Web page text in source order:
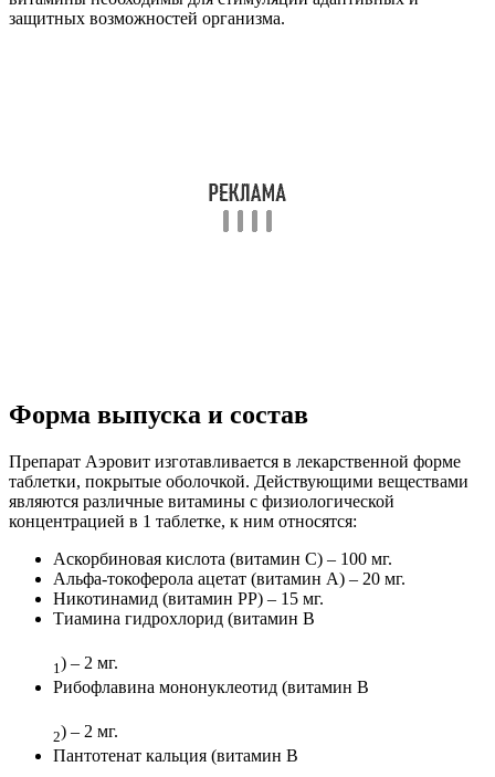
защитных возможностей организма.
Форма выпуска и состав
Препарат Аэровит изготавливается в лекарственной форме
таблетки, покрытые оболочкой. Действующими веществами
являются различные витамины с физиологической
концентрацией в 1 таблетке, к ним относятся:
Аскорбиновая кислота (витамин С) – 100 мг.
Альфа-токоферола ацетат (витамин А) – 20 мг.
Никотинамид (витамин РР) – 15 мг.
Тиамина гидрохлорид (витамин В
1) – 2 мг.
Рибофлавина мононуклеотид (витамин В
2) – 2 мг.
Пантотенат кальция (витамин В